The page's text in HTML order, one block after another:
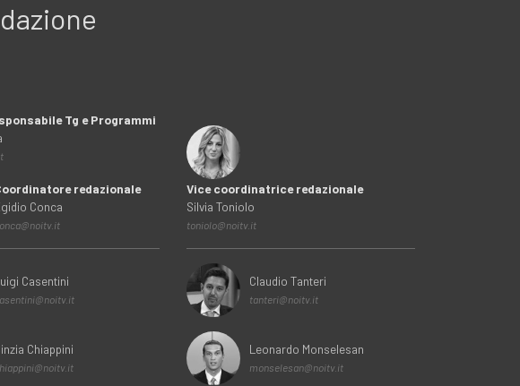
Tg e Programmi
redazionale
Conca
Casentini
Chiappini
Vice coordinatrice redazionale
Silvia Toniolo
toniolo@noitv.it
Claudio Tanteri
tanteri@noitv.it
Leonardo Monselesan
monselesan@noitv.it